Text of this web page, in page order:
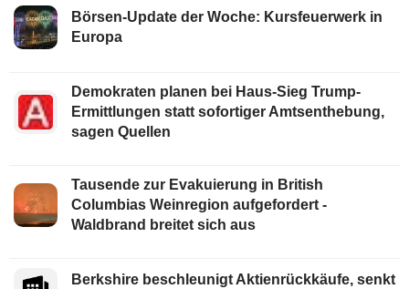
Börsen-Update der Woche: Kursfeuerwerk in
Europa
Demokraten planen bei Haus-Sieg Trump-
Ermittlungen statt sofortiger Amtsenthebung,
sagen Quellen
Tausende zur Evakuierung in British
Columbias Weinregion aufgefordert -
Waldbrand breitet sich aus
Berkshire beschleunigt Aktienrückkäufe, senkt